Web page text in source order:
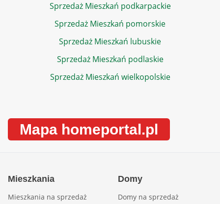
Sprzedaż Mieszkań podkarpackie
Sprzedaż Mieszkań pomorskie
Sprzedaż Mieszkań lubuskie
Sprzedaż Mieszkań podlaskie
Sprzedaż Mieszkań wielkopolskie
Mapa homeportal.pl
Mieszkania
Mieszkania na sprzedaż
Domy
Domy na sprzedaż